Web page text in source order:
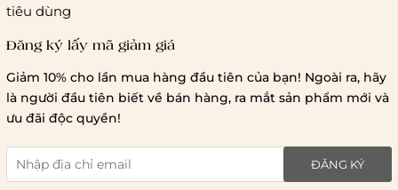
Lưu ý chung về chính sách vận chuyển
1 triệu đồng
giao hàng trong ngày
giao hàng tiêu chuẩn
miễn phí ship
toàn quốc.
tiêu dùng
Đăng ký lấy mã giảm giá
Giảm 10% cho lần mua hàng đầu tiên của bạn! Ngoài ra, hãy
là người đầu tiên biết về bán hàng, ra mắt sản phẩm mới và
ưu đãi độc quyền!
ĐĂNG KÝ